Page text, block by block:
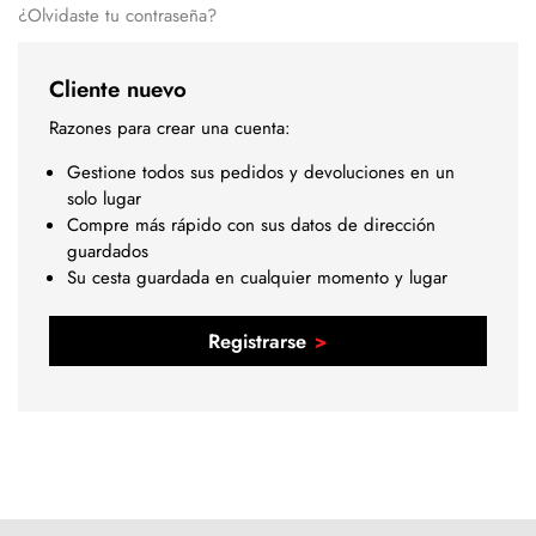
¿Olvidaste tu contraseña?
Cliente nuevo
Razones para crear una cuenta:
Gestione todos sus pedidos y devoluciones en un
solo lugar
Compre más rápido con sus datos de dirección
guardados
Su cesta guardada en cualquier momento y lugar
Registrarse